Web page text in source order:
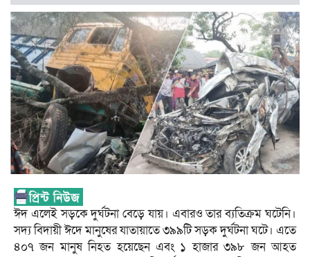
ঈদ এলেই সড়কে দুর্ঘটনা বেড়ে যায়। এবারও তার ব্যতিক্রম ঘটেনি।
সদ্য বিদায়ী ঈদে মানুষের যাতায়াতে ৩৯৯টি সড়ক দুর্ঘটনা ঘটে। এতে
৪০৭ জন মানুষ নিহত হয়েছেন এবং ১ হাজার ৩৯৮ জন আহত